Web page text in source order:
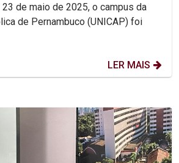
de maio de 2025, o campus da
de Pernambuco (UNICAP) foi
LER MAIS